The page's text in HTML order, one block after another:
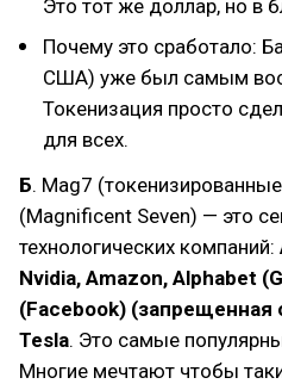
Это тот же доллар, но в
Почему это сработало:
США) уже был самым
Токенизация просто
для всех.
Б. Mag7
(Magnificent Seven) — это
технологических компаний:
Nvidia, Amazon, Alphabet
(Facebook) (запрещенная
Tesla. Это самые
Многие мечтают чтобы